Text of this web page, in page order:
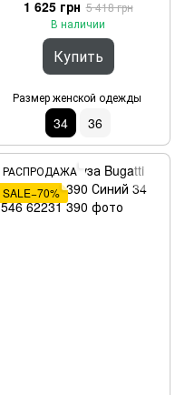
1 625 грн 5 418 грн
В наличии
Купить
Размер женской одежды
34 36
РАСПРОДАЖА
SALE−70%